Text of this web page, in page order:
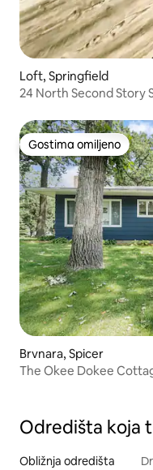
Loft, Springfield
24 North Second
Gostima omiljeno
Gostima omiljeno
Brvnara, Spicer
The Okee Dokee
Odredišta koja
Obližnja odredišta